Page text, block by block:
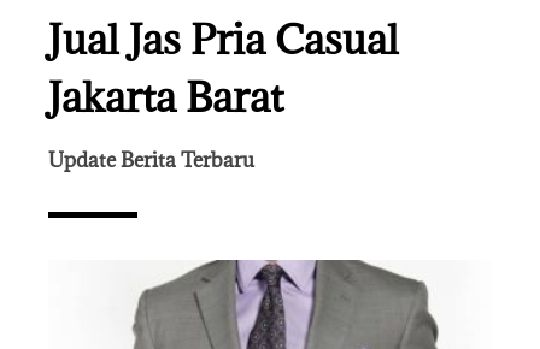
Jual Jas Pria Casual
Jakarta Barat
Update Berita Terbaru